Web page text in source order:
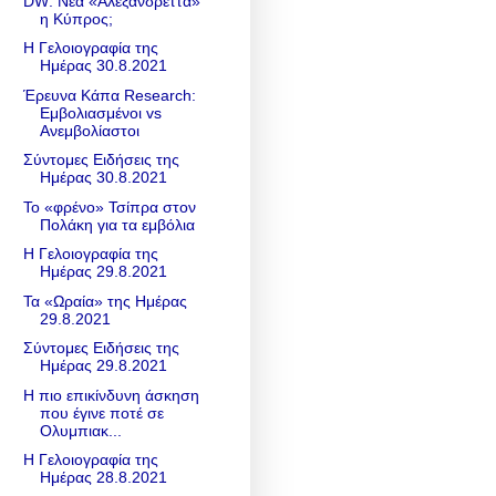
η Κύπρος;
Η Γελοιογραφία της
Ημέρας 30.8.2021
Έρευνα Κάπα Research:
Εμβολιασμένοι vs
Ανεμβολίαστοι
Σύντομες Ειδήσεις της
Ημέρας 30.8.2021
Το «φρένο» Τσίπρα στον
Πολάκη για τα εμβόλια
Η Γελοιογραφία της
Ημέρας 29.8.2021
Τα «Ωραία» της Ημέρας
29.8.2021
Σύντομες Ειδήσεις της
Ημέρας 29.8.2021
Η πιο επικίνδυνη άσκηση
που έγινε ποτέ σε
Ολυμπιακ...
Η Γελοιογραφία της
Ημέρας 28.8.2021